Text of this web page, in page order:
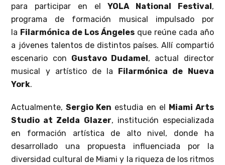
para participar en elYOLA National Festival ,
programa de formación musical impulsado por
la Filarmónica de Los Ángeles que reúne cada año
a jóvenes talentos de distintos países. Allí compartió
escenario con Gustavo Dudamel , actual director
musical y artístico de la
Filarmónica de Nueva
York.
Actualmente,Sergio Ken estudia en el
Miami Arts
Studio at Zelda Glazer, institución especializada
en formación artística de alto nivel, donde ha
desarrollado una propuesta influenciada por la
diversidad cultural de Miami y la riqueza de los ritmos